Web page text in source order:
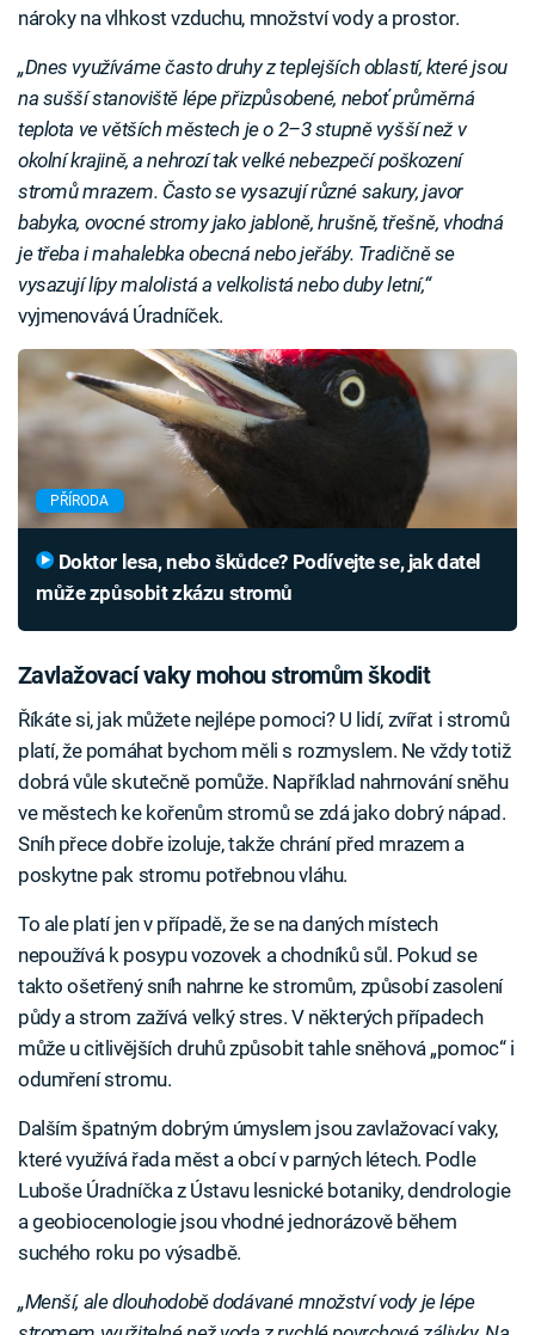
nároky na vlhkost vzduchu, množství vody a prostor.
„Dnes využíváme často druhy z teplejších oblastí, které jsou
na sušší stanoviště lépe přizpůsobené, neboť průměrná
teplota ve větších městech je o 2–3 stupně vyšší než v
okolní krajině, a nehrozí tak velké nebezpečí poškození
stromů mrazem. Často se vysazují různé sakury, javor
babyka, ovocné stromy jako jabloně, hrušně, třešně, vhodná
je třeba i mahalebka obecná nebo jeřáby. Tradičně se
vysazují lípy malolistá a velkolistá nebo duby letní,“
vyjmenovává Úradníček.
PŘÍRODA
může způsobit zkázu stromů
Zavlažovací vaky mohou stromům škodit
Říkáte si, jak můžete nejlépe pomoci? U lidí, zvířat i stromů
platí, že pomáhat bychom měli s rozmyslem. Ne vždy totiž
dobrá vůle skutečně pomůže. Například nahrnování sněhu
ve městech ke kořenům stromů se zdá jako dobrý nápad.
Sníh přece dobře izoluje, takže chrání před mrazem a
poskytne pak stromu potřebnou vláhu.
To ale platí jen v případě, že se na daných místech
nepoužívá k posypu vozovek a chodníků sůl. Pokud se
takto ošetřený sníh nahrne ke stromům, způsobí zasolení
půdy a strom zažívá velký stres. V některých případech
může u citlivějších druhů způsobit tahle sněhová „pomoc“ i
odumření stromu.
Dalším špatným dobrým úmyslem jsou zavlažovací vaky,
které využívá řada měst a obcí v parných létech. Podle
Luboše Úradníčka z Ústavu lesnické botaniky, dendrologie
a geobiocenologie jsou vhodné jednorázově během
suchého roku po výsadbě.
„Menší, ale dlouhodobě dodávané množství vody je lépe